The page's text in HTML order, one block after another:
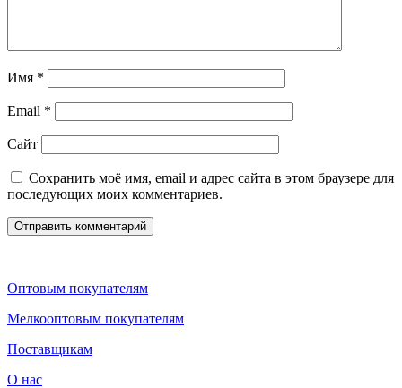
Имя *
Email *
Сайт
Сохранить моё имя, email и адрес сайта в этом браузере для
последующих моих комментариев.
Оптовым покупателям
Мелкооптовым покупателям
Поставщикам
О нас